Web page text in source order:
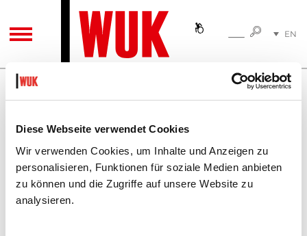
Diese Webseite verwendet Cookies
Wir verwenden Cookies, um Inhalte und Anzeigen zu
personalisieren, Funktionen für soziale Medien anbieten
zu können und die Zugriffe auf unsere Website zu
analysieren.
TOGGLE NAVIGATIONSEARCH
EN
WUK PERMANENT PRODUKTIV